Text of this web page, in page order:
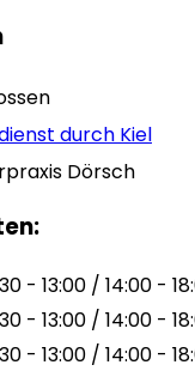
durch Kiel
Dörsch
:
- 13:00 / 14:00 -
- 13:00 / 14:00 -
- 13:00 / 14:00 -